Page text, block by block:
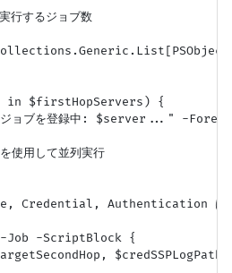
するジョブ数
in $firstHopServers) {
ョブを登録中: $server..." -
用して並列実行
Credential, Authentication は第
Job -ScriptBlock {